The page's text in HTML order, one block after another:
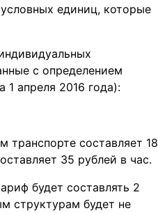
единиц, которые
с определением
1 апреля 2016 года):
транспорте составляет 18
35 рублей в час.
будет составлять 2
структурам будет не